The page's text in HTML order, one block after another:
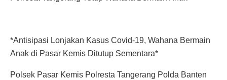
*Antisipasi Lonjakan Kasus Covid-19, Wahana Bermain
Anak di Pasar Kemis Ditutup Sementara*
Polsek Pasar Kemis Polresta Tangerang Polda Banten